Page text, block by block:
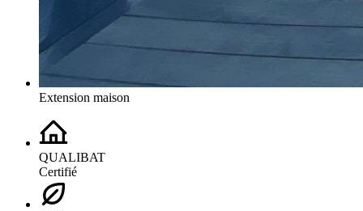
Extension maison
QUALIBAT
Certifié